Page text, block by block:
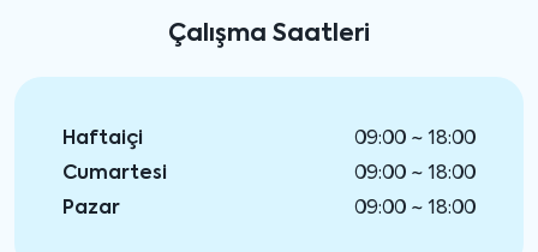
Çalışma Saatleri
Haftaiçi
09:00 ~ 18:00
Cumartesi
09:00 ~ 18:00
Pazar
09:00 ~ 18:00